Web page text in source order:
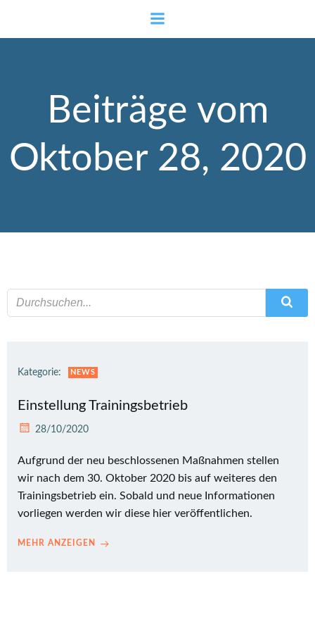
Inhalt
springen
Beiträge vom
Oktober 28, 2020
Kategorie: NEWS
Einstellung Trainingsbetrieb
28/10/2020
Aufgrund der neu beschlossenen Maßnahmen stellen
wir nach dem 30. Oktober 2020 bis auf weiteres den
Trainingsbetrieb ein. Sobald und neue Informationen
vorliegen werden wir diese hier veröffentlichen.
MEHR ANZEIGEN